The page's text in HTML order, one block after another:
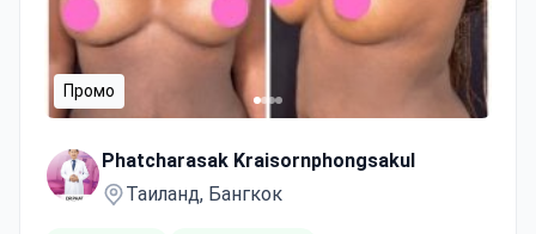
Промо
Phatcharasak Kraisornphongsakul
Таиланд, Бангкок